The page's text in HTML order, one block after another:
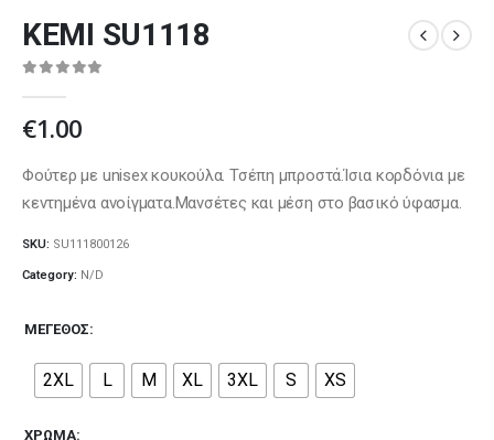
KEMI SU1118
€1.00
Φούτερ με unisex κουκούλα. Τσέπη μπροστά.Ίσια κορδόνια με
κεντημένα ανοίγματα.Μανσέτες και μέση στο βασικό ύφασμα.
SKU: SU111800126
Category: N/D
ΜΈΓΕΘΟΣ
2XL L M XL 3XL S XS
ΧΡΏΜΑ